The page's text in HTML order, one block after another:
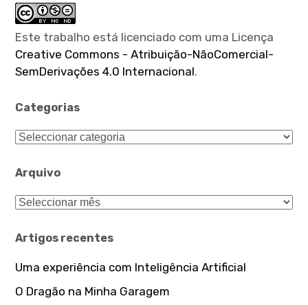
Este trabalho está licenciado com uma Licença
Creative Commons - Atribuição-NãoComercial-
SemDerivações 4.0 Internacional.
Categorias
Categorias
Arquivo
Arquivo
Artigos recentes
Uma experiência com Inteligência Artificial
O Dragão na Minha Garagem